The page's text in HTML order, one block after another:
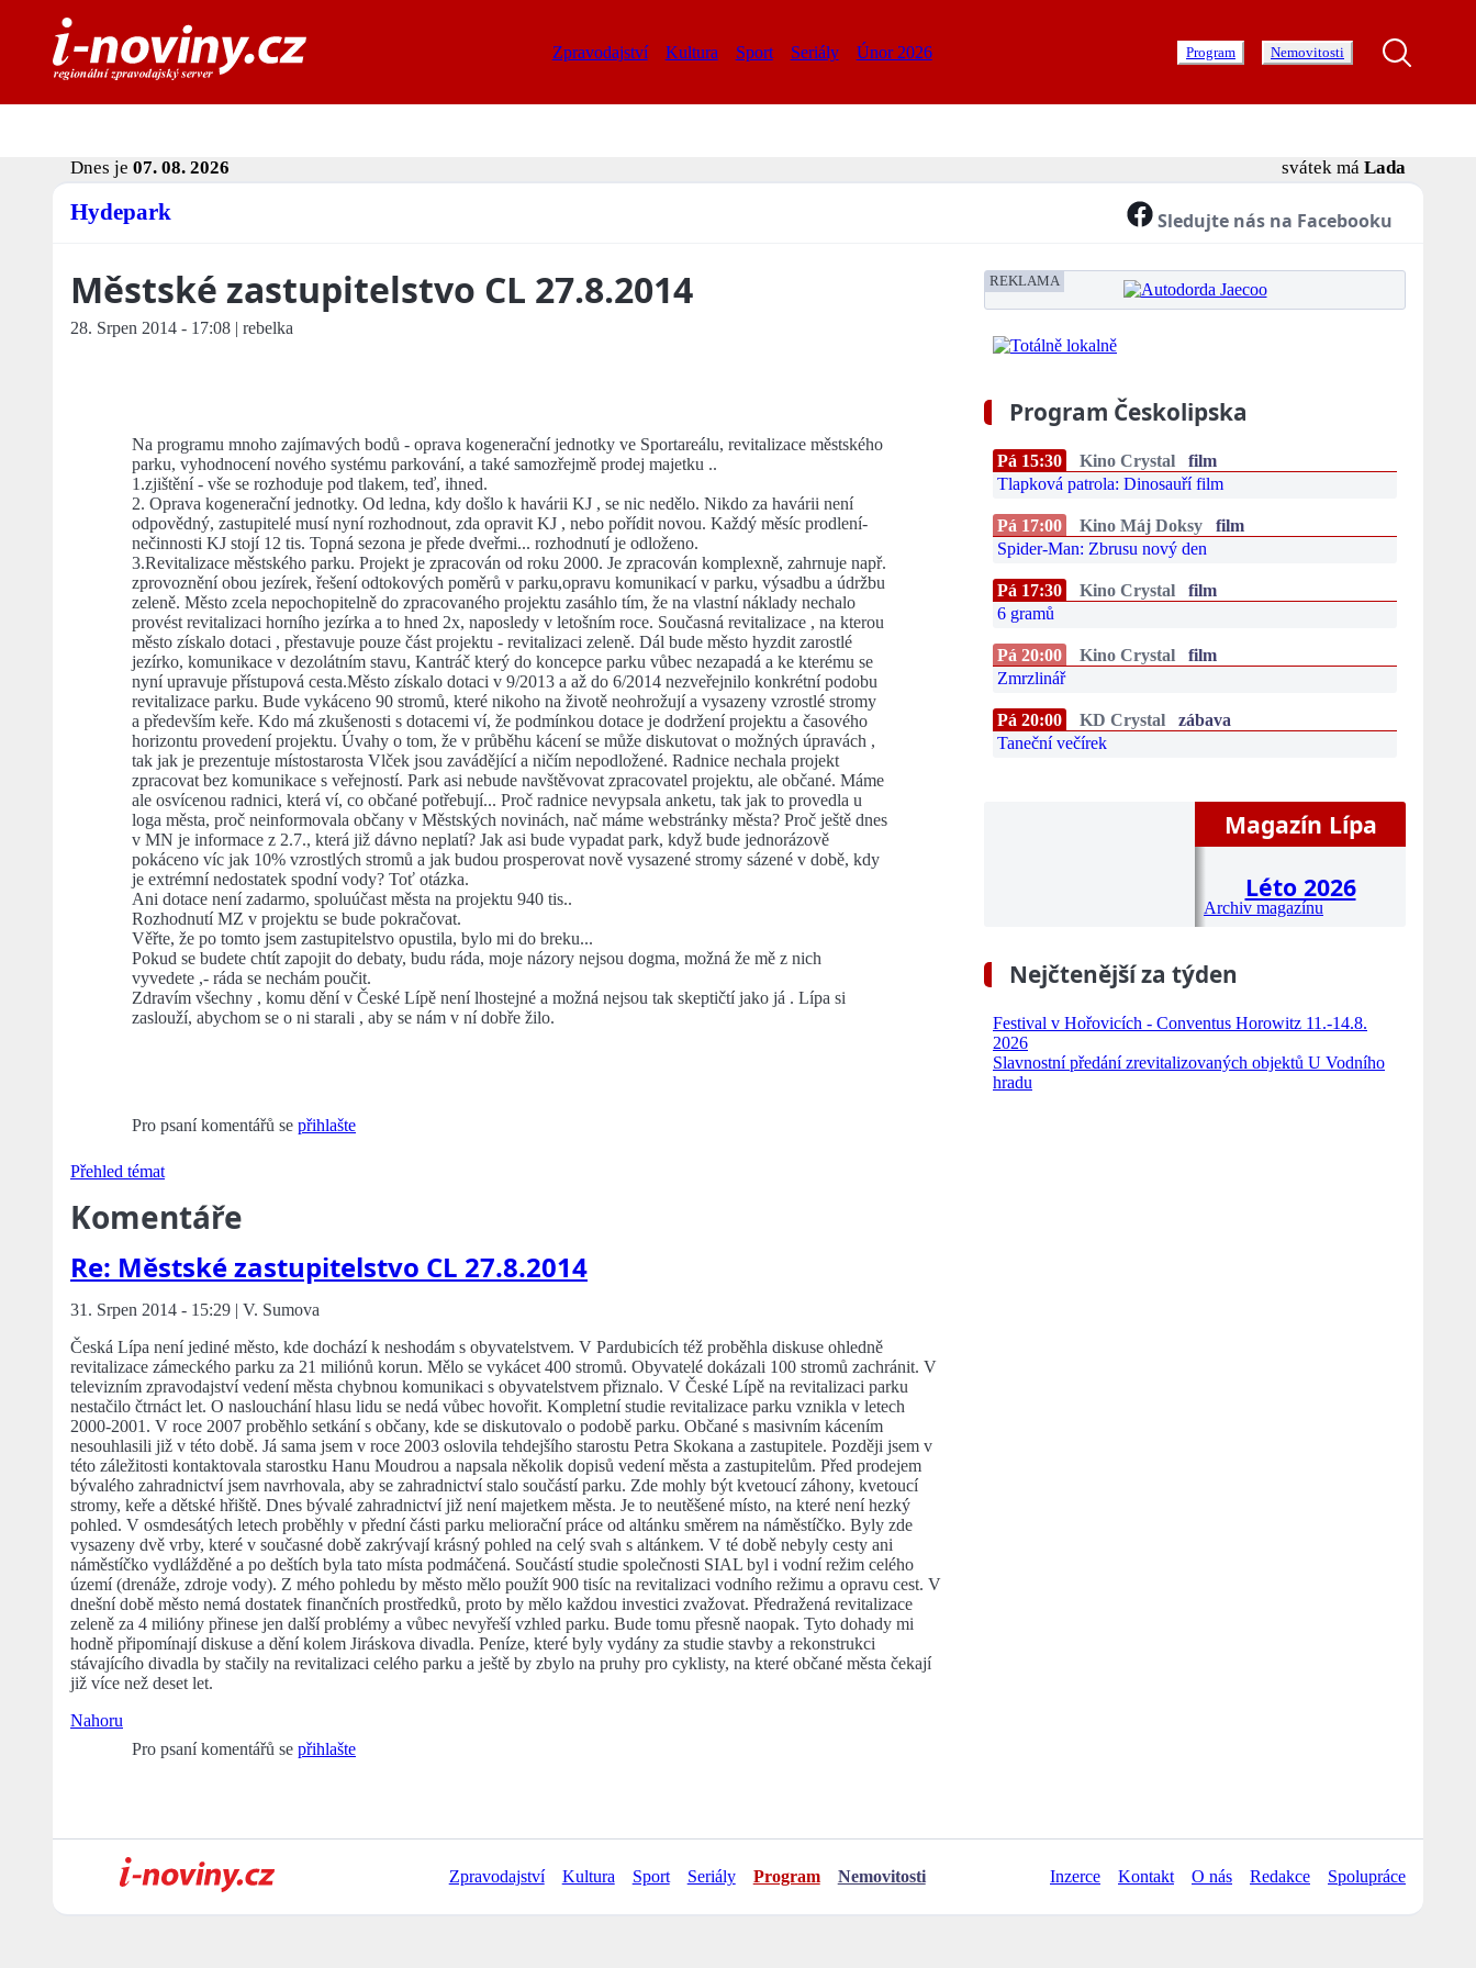
Zpravodajství Kultura Sport Seriály Únor 2026 Program Nemovitosti
Dnes je 07. 08. 2026 svátek má Lada
Hydepark Sledujte nás na Facebooku
Městské zastupitelstvo CL 27.8.2014
28. Srpen 2014 - 17:08 | rebelka
Na programu mnoho zajímavých bodů - oprava kogenerační jednotky ve Sportareálu, revitalizace městského
parku, vyhodnocení nového systému parkování, a také samozřejmě prodej majetku ..
1.zjištění - vše se rozhoduje pod tlakem, teď, ihned.
2. Oprava kogenerační jednotky. Od ledna, kdy došlo k havárii KJ , se nic nedělo. Nikdo za havárii není
odpovědný, zastupitelé musí nyní rozhodnout, zda opravit KJ , nebo pořídit novou. Každý měsíc prodlení-
nečinnosti KJ stojí 12 tis. Topná sezona je přede dveřmi... rozhodnutí je odloženo.
3.Revitalizace městského parku. Projekt je zpracován od roku 2000. Je zpracován komplexně, zahrnuje např.
zprovoznění obou jezírek, řešení odtokových poměrů v parku,opravu komunikací v parku, výsadbu a údržbu
zeleně. Město zcela nepochopitelně do zpracovaného projektu zasáhlo tím, že na vlastní náklady nechalo
provést revitalizaci horního jezírka a to hned 2x, naposledy v letošním roce. Současná revitalizace , na kterou
město získalo dotaci , přestavuje pouze část projektu - revitalizaci zeleně. Dál bude město hyzdit zarostlé
jezírko, komunikace v dezolátním stavu, Kantráč který do koncepce parku vůbec nezapadá a ke kterému se
nyní upravuje přístupová cesta.Město získalo dotaci v 9/2013 a až do 6/2014 nezveřejnilo konkrétní podobu
revitalizace parku. Bude vykáceno 90 stromů, které nikoho na životě neohrožují a vysazeny vzrostlé stromy
a především keře. Kdo má zkušenosti s dotacemi ví, že podmínkou dotace je dodržení projektu a časového
horizontu provedení projektu. Úvahy o tom, že v průběhu kácení se může diskutovat o možných úpravách ,
tak jak je prezentuje místostarosta Vlček jsou zavádějící a ničím nepodložené. Radnice nechala projekt
zpracovat bez komunikace s veřejností. Park asi nebude navštěvovat zpracovatel projektu, ale občané. Máme
ale osvícenou radnici, která ví, co občané potřebují... Proč radnice nevypsala anketu, tak jak to provedla u
loga města, proč neinformovala občany v Městských novinách, nač máme webstránky města? Proč ještě dnes
v MN je informace z 2.7., která již dávno neplatí? Jak asi bude vypadat park, když bude jednorázově
pokáceno víc jak 10% vzrostlých stromů a jak budou prosperovat nově vysazené stromy sázené v době, kdy
je extrémní nedostatek spodní vody? Toť otázka.
Ani dotace není zadarmo, spoluúčast města na projektu 940 tis..
Rozhodnutí MZ v projektu se bude pokračovat.
Věřte, že po tomto jsem zastupitelstvo opustila, bylo mi do breku...
Pokud se budete chtít zapojit do debaty, budu ráda, moje názory nejsou dogma, možná že mě z nich
vyvedete ,- ráda se nechám poučit.
Zdravím všechny , komu dění v České Lípě není lhostejné a možná nejsou tak skeptičtí jako já . Lípa si
zaslouží, abychom se o ni starali , aby se nám v ní dobře žilo.
Pro psaní komentářů se přihlašte
Přehled témat
Komentáře
Re: Městské zastupitelstvo CL 27.8.2014
31. Srpen 2014 - 15:29 | V. Sumova
Česká Lípa není jediné město, kde dochází k neshodám s obyvatelstvem. V Pardubicích též proběhla diskuse ohledně
revitalizace zámeckého parku za 21 miliónů korun. Mělo se vykácet 400 stromů. Obyvatelé dokázali 100 stromů zachránit. V
televizním zpravodajství vedení města chybnou komunikaci s obyvatelstvem přiznalo. V České Lípě na revitalizaci parku
nestačilo čtrnáct let. O naslouchání hlasu lidu se nedá vůbec hovořit. Kompletní studie revitalizace parku vznikla v letech
2000-2001. V roce 2007 proběhlo setkání s občany, kde se diskutovalo o podobě parku. Občané s masivním kácením
nesouhlasili již v této době. Já sama jsem v roce 2003 oslovila tehdejšího starostu Petra Skokana a zastupitele. Později jsem v
této záležitosti kontaktovala starostku Hanu Moudrou a napsala několik dopisů vedení města a zastupitelům. Před prodejem
bývalého zahradnictví jsem navrhovala, aby se zahradnictví stalo součástí parku. Zde mohly být kvetoucí záhony, kvetoucí
stromy, keře a dětské hřiště. Dnes bývalé zahradnictví již není majetkem města. Je to neutěšené místo, na které není hezký
pohled. V osmdesátých letech proběhly v přední části parku meliorační práce od altánku směrem na náměstíčko. Byly zde
vysazeny dvě vrby, které v současné době zakrývají krásný pohled na celý svah s altánkem. V té době nebyly cesty ani
náměstíčko vydlážděné a po deštích byla tato místa podmáčená. Součástí studie společnosti SIAL byl i vodní režim celého
území (drenáže, zdroje vody). Z mého pohledu by město mělo použít 900 tisíc na revitalizaci vodního režimu a opravu cest. V
dnešní době město nemá dostatek finančních prostředků, proto by mělo každou investici zvažovat. Předražená revitalizace
zeleně za 4 milióny přinese jen další problémy a vůbec nevyřeší vzhled parku. Bude tomu přesně naopak. Tyto dohady mi
hodně připomínají diskuse a dění kolem Jiráskova divadla. Peníze, které byly vydány za studie stavby a rekonstrukci
stávajícího divadla by stačily na revitalizaci celého parku a ještě by zbylo na pruhy pro cyklisty, na které občané města čekají
již více než deset let.
Nahoru
Pro psaní komentářů se přihlašte
REKLAMA
Program Českolipska
Pá 15:30 Kino Crystal
film
Tlapková patrola: Dinosauří film
Pá 17:00 Kino Máj Doksy
film
Spider-Man: Zbrusu nový den
Pá 17:30 Kino Crystal
film
6 gramů
Pá 20:00 Kino Crystal
film
Zmrzlinář
Pá 20:00 KD Crystal
zábava
Taneční večírek
Magazín Lípa
Léto 2026
Archiv magazínu
Nejčtenější za týden
Festival v Hořovicích - Conventus Horowitz 11.-14.8.
2026
Slavnostní předání zrevitalizovaných objektů U Vodního
hradu
Zpravodajství Kultura Sport Seriály Program Nemovitosti Inzerce Kontakt O nás Redakce Spolupráce